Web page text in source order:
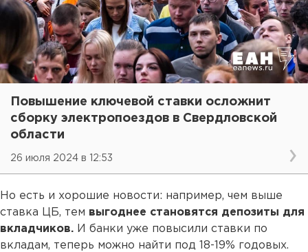
Повышение ключевой ставки осложнит
сборку электропоездов в Свердловской
области
26 июля 2024 в 12:53
Но есть и хорошие новости: например, чем выше
ставка ЦБ, тем выгоднее становятся депозиты для
вкладчиков. И банки уже повысили ставки по
вкладам, теперь можно найти под 18-19% годовых.